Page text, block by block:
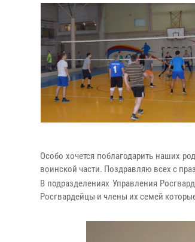
Особо хочется поблагодарить наших
воинской части. Поздравляю всех с
В подразделениях Управления
Росгвардейцы и члены их семей